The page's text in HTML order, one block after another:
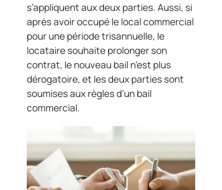
s’appliquent aux deux parties. Aussi, si
après avoir occupé le local commercial
pour une période trisannuelle, le
locataire souhaite prolonger son
contrat, le nouveau bail n’est plus
dérogatoire, et les deux parties sont
soumises aux règles d’un bail
commercial.